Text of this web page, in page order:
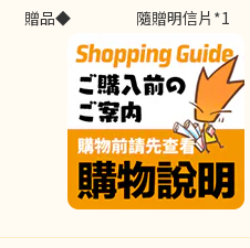
贈品◆
隨贈明信片*1